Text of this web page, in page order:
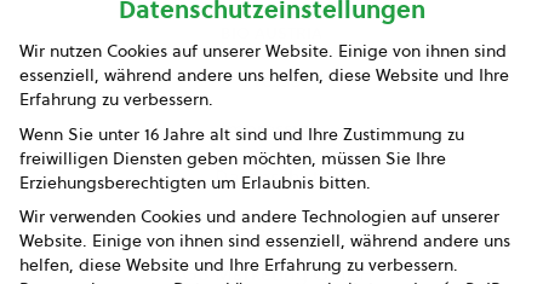
Presse
Impressum
Datenschutz
AGB
AGB Marketing GmbH
Datenschutzeinstellungen
Wir nutzen Cookies auf unserer Website. Einige von ihnen sind
essenziell, während andere uns helfen, diese Website und Ihre
Erfahrung zu verbessern.
Wenn Sie unter 16 Jahre alt sind und Ihre Zustimmung zu
freiwilligen Diensten geben möchten, müssen Sie Ihre
Erziehungsberechtigten um Erlaubnis bitten.
Wir verwenden Cookies und andere Technologien auf unserer
Website. Einige von ihnen sind essenziell, während andere uns
helfen, diese Website und Ihre Erfahrung zu verbessern.